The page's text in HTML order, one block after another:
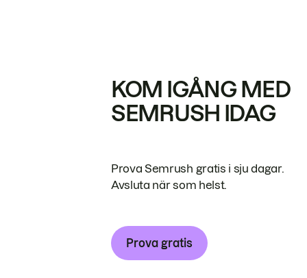
KOM IGÅNG MED
SEMRUSH IDAG
Prova Semrush gratis i sju dagar.
Avsluta när som helst.
Prova gratis